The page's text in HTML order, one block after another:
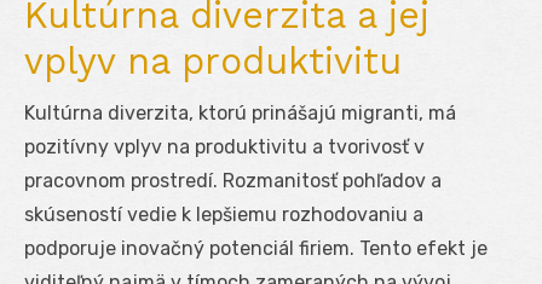
Kultúrna diverzita a jej
vplyv na produktivitu
Kultúrna diverzita, ktorú prinášajú migranti, má
pozitívny vplyv na produktivitu a tvorivosť v
pracovnom prostredí. Rozmanitosť pohľadov a
skúseností vedie k lepšiemu rozhodovaniu a
podporuje inovačný potenciál firiem. Tento efekt je